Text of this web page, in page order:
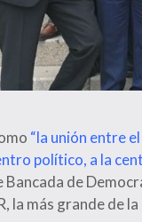
“la unión entre
político, a la
Bancada de
la más grande de